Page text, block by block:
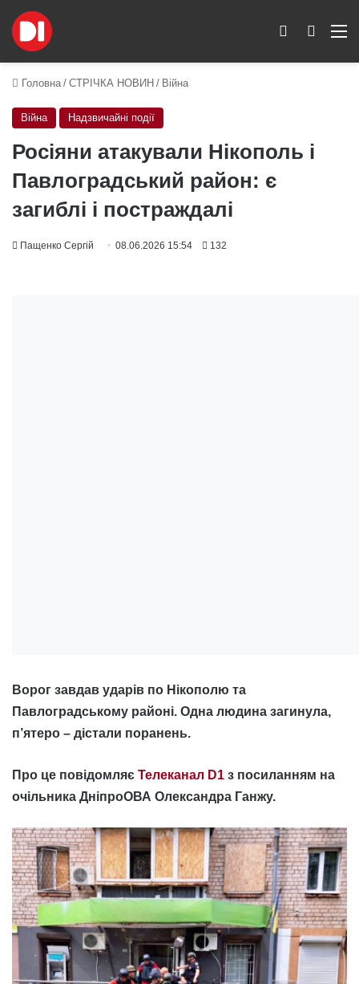
Пошук
Switch skin
Головна / СТРІЧКА НОВИН / Війна
Війна Надзвичайні події
Росіяни атакували Нікополь і
Павлоградський район: є
загиблі і постраждалі
Пащенко Сергій 08.06.2026 15:54 132
Ворог завдав ударів по Нікополю та
Павлоградському районі. Одна людина загинула,
п’ятеро – дістали поранень.
Про це повідомляє Телеканал D1 з посиланням на
очільника ДніпроОВА Олександра Ганжу.